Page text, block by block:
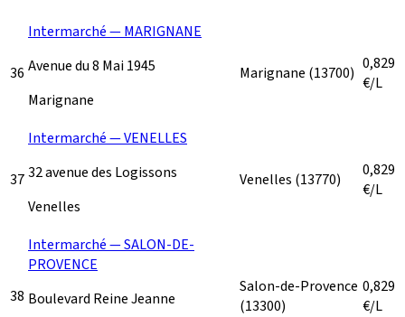
36
Intermarché — MARIGNANE
Avenue du 8 Mai 1945
Marignane
Marignane (13700) 0,829
€/L
37
Intermarché — VENELLES
32 avenue des Logissons
Venelles
Venelles (13770)
0,829
€/L
38
Intermarché — SALON-DE-
PROVENCE
Boulevard Reine Jeanne
Salon-de-Provence
(13300)
0,829
€/L